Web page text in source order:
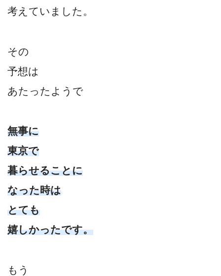
考えていました。
その
予想は
あたったようで
無事に
東京で
暮らせることに
なった時は
とても
嬉しかったです。
もう